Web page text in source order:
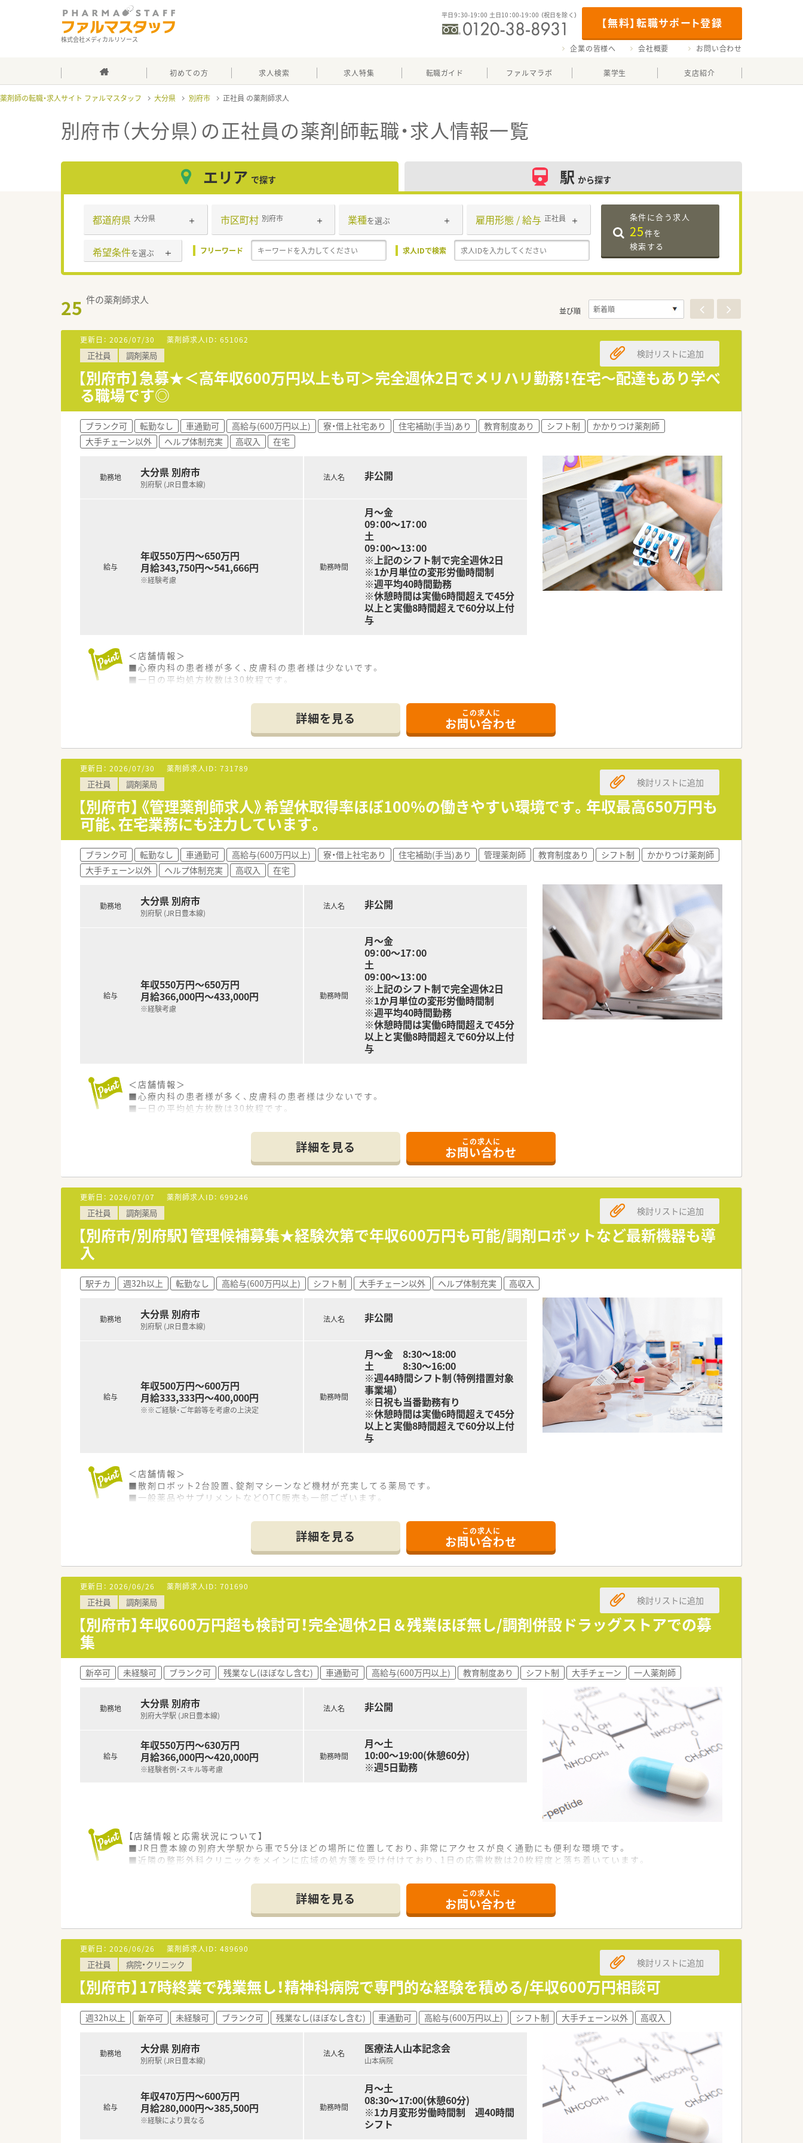
株式会社メディカルリソース
【無料】転職サポート登録
平日9：30-19：00 土日10：00-19：00 （祝日を除く）
企業の皆様へ 会社概要 お問い合わせ
初めての方 求人検索 求人特集 転職ガイド ファルマラボ 薬学生 支店紹介
薬剤師の転職・求人サイト ファルマスタッフ 大分県 別府市 正社員
別府市（大分県）の正社員の薬剤師転職・求人情報一覧
エリア で探す 駅 から探す
都道府県 大分県 市区町村 別府市 業種を選ぶ 雇用形態 / 給与 正社員
希望条件を選ぶ フリーワード 求人IDで検索
条件に合う求人
25件を
検索する
25 件の薬剤師求人
並び順
更新日： 2026/07/30 薬剤師求人ID： 651062
正社員 調剤薬局
【別府市】急募★＜高年収600万円以上も可＞完全週休2日でメリハリ勤務！在宅～配達もあり学べ
る職場です◎
検討リストに追加
ブランク可 転勤なし 車通勤可 高給与(600万円以上) 寮・借上社宅あり 住宅補助(手当)あり 教育制度あり シフト制
かかりつけ薬剤師
大手チェーン以外
ヘルプ体制充実 高収入 在宅
勤務地 大分県 別府市
別府駅 (JR日豊本線)
給与
年収550万円～650万円
月給343,750円～541,666円
※経験考慮
法人名 非公開
勤務時間
月～金
09：00～17：00
土
09：00～13：00
※上記のシフト制で完全週休2日
※1か月単位の変形労働時間制
※週平均40時間勤務
※休憩時間は実働6時間超えで45分
以上と実働8時間超えで60分以上付
与
＜店舗情報＞
■心療内科の患者様が多く、皮膚科の患者様は少ないです。
■一日の平均処方枚数は30枚程です。
■お近くにスーパーやドラッグストアもございますので、生活にも困りません。
■医療機関・患者様・施設との関係性も良好です。
■在宅は老人ホームを4施設お持ちです。
＜教育制度＞
■隔月熊本の薬局と合同で勉強会を開催されております。
■学会参加については、参加費、宿泊費、日当の支給もあり社員のスキルアップを支援する制度がございます。
＜こんな会社です＞
■仕事への頑張りをきちんと評価頂ける環境です。
■症例検討に関する勉強会も定期的に実施予定です。
■在宅にも力を入れていますので、薬剤師として幅広い経験を積めます。
■各種資格の取得を奨励されております。
■「患者様のために」を軸としてその方針が同じであれば、アプローチ方法は各々に任せているため、新しいことにもチャレンジしやす
い環境です。
■LINEWORKSを使って社員間のコミュニケーションの活性化を図っています。
■事務さんが調剤補助を行ってくださるため、薬剤師は監査・服薬指導・薬歴に専念できる環境です。
詳細を見る この求人に
お問い合わせ
更新日： 2026/07/30 薬剤師求人ID： 731789
正社員 調剤薬局
【別府市】《管理薬剤師求人》希望休取得率ほぼ100％の働きやすい環境です。年収最高650万円も
可能、在宅業務にも注力しています。
検討リストに追加
ブランク可 転勤なし 車通勤可 高給与(600万円以上) 寮・借上社宅あり 住宅補助(手当)あり 管理薬剤師 教育制度あり シフト制
かかりつけ薬剤師
大手チェーン以外
ヘルプ体制充実 高収入 在宅
勤務地 大分県 別府市
別府駅 (JR日豊本線)
給与
年収550万円～650万円
月給366,000円～433,000円
※経験考慮
法人名 非公開
勤務時間
月～金
09：00～17：00
土
09：00～13：00
※上記のシフト制で完全週休2日
※1か月単位の変形労働時間制
※週平均40時間勤務
※休憩時間は実働6時間超えで45分
以上と実働8時間超えで60分以上付
与
＜店舗情報＞
■心療内科の患者様が多く、皮膚科の患者様は少ないです。
■一日の平均処方枚数は30枚程です。
■お近くにスーパーやドラッグストアもございますので、生活にも困りません。
■医療機関・患者様・施設との関係性も良好です。
■在宅は老人ホームを4施設お持ちです。
＜教育制度＞
■隔月熊本の薬局と合同で勉強会を開催されております。
■学会参加については、参加費、宿泊費、日当の支給もあり社員のスキルアップを支援する制度がございます。
＜こんな会社です＞
■仕事への頑張りをきちんと評価頂ける環境です。
■各種資格の取得を奨励されております。
■「患者様のために」を軸としてその方針が同じであれば、アプローチ方法は各々に任せているため、新しいことにもチャレンジしやす
■オンライン服薬指導にも対応しております。
■LINEWORKSを使って社員間のコミュニケーションの活性化を図っています。
■事務さんが調剤補助を行ってくださるため、薬剤師は監査・服薬指導・薬歴に専念できる環境です。
詳細を見る この求人に
お問い合わせ
更新日： 2026/07/07 薬剤師求人ID： 699246
正社員 調剤薬局
【別府市/別府駅】管理候補募集★経験次第で年収600万円も可能/調剤ロボットなど最新機器も導
入
検討リストに追加
駅チカ 週32h以上 転勤なし 高給与(600万円以上) シフト制 大手チェーン以外 ヘルプ体制充実 高収入
勤務地 大分県 別府市
別府駅 (JR日豊本線)
給与
年収500万円～600万円
月給333,333円～400,000円
※※ご経験・ご年齢等を考慮の上決定
法人名 非公開
勤務時間
月～金 8:30～18:00
土 8:30～16:00
※週44時間シフト制（特例措置対象
事業場）
※日祝も当番勤務有り
※休憩時間は実働6時間超えで45分
以上と実働8時間超えで60分以上付
与
＜店舗情報＞
■散剤ロボット2台設置、錠剤マシーンなど機材が充実してる薬局です。
■一般薬品やサプリメントなどOTC販売も一部ございます。
■店内は窓が大きく自然の光も入る為明るくなっております。
■別府市内にある個人薬局です。
■30～60代と幅広い年齢層の方が活躍されており、勤続40年以上の方など長い方が多い安定企業です。
■セミナー参加支援などスキルアップも応援してくれます。
■医薬品・市販品・サプリメントなどの不明点やお困りごとを解決するお薬相談会や子ども薬剤師体験会など地域に根差したイベントを
開催しています。
■居宅在宅への新たな取り組み開始の為、増員募集です。
詳細を見る この求人に
お問い合わせ
更新日： 2026/06/26 薬剤師求人ID： 701690
正社員 調剤薬局
【別府市】年収600万円超も検討可！完全週休2日＆残業ほぼ無し/調剤併設ドラッグストアでの募
集
検討リストに追加
新卒可 未経験可 ブランク可 残業なし(ほぼなし含む) 車通勤可 高給与(600万円以上) 教育制度あり シフト制 大手チェーン 一人薬剤師
勤務地 大分県 別府市
別府大学駅 (JR日豊本線)
給与
年収550万円～630万円
月給366,000円～420,000円
※経験者例・スキル等考慮
法人名 非公開
勤務時間
月～土
10:00～19:00(休憩60分)
※週5日勤務
【店舗情報と応需状況について】
■JR日豊本線の別府大学駅から車で5分ほどの場所に位置しており、非常にアクセスが良く通勤にも便利な環境です。
■近隣の整形外科クリニックをメインに広域の処方箋を受け付けており、1日の応需枚数は20枚程度と落ち着いています。
■全国大手グループに属しており、安定した経営基盤が大きな魅力です。
■九州エリアを中心に地域に根ざしたドラッグストアや薬局事業を運営しており、地域医療の発展に貢献しています。
■役職や事業部ごとに細分化された研修制度が整っているため、社会人として生き抜くための確かな力が身に付きます。
【求人情報について】
■正社員の募集で想定年収は550万円から630万円となっており、高年収を目指したい方にも最適な求人内容です。
■昇給は年1回、賞与は年2回の支給があり、日頃の頑張りがしっかりと評価される仕組みが構築されています。
■管理薬剤師手当や扶養手当など各種手当も充実しており、将来を見据えて長く安定して勤務できる好条件な案件です。
詳細を見る この求人に
お問い合わせ
更新日： 2026/06/26 薬剤師求人ID： 489690
正社員 病院・クリニック
【別府市】17時終業で残業無し！精神科病院で専門的な経験を積める/年収600万円相談可
検討リストに追加
週32h以上 新卒可 未経験可 ブランク可 残業なし(ほぼなし含む) 車通勤可 高給与(600万円以上) シフト制 大手チェーン以外 高収入
勤務地 大分県 別府市
別府駅 (JR日豊本線)
給与
年収470万円～600万円
月給280,000円～385,500円
※経験により異なる
法人名 医療法人山本記念会
山本病院
勤務時間
月～土
08:30～17:00(休憩60分)
※1カ月変形労働時間制 週40時間
シフト